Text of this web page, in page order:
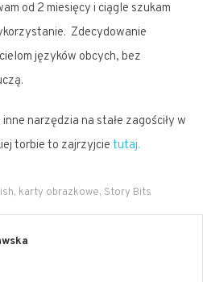
od 2 miesięcy i ciągle szukam
Zdecydowanie
języków obcych, bez
narzędzia na stałe zagościły w
torbie to zajrzyjcie tutaj.
, karty obrazkowe, Story Bits